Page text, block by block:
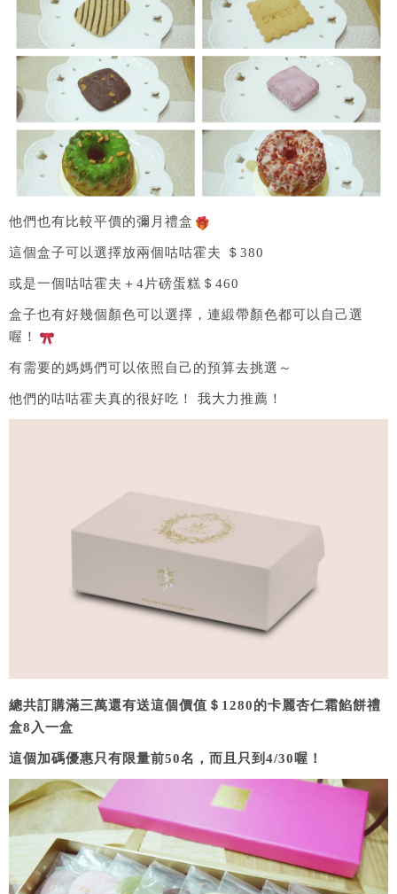
他們也有比較平價的彌月禮盒
這個盒子可以選擇放兩個咕咕霍夫 ＄380
或是一個咕咕霍夫＋4片磅蛋糕＄460
盒子也有好幾個顏色可以選擇，連緞帶顏色都可以自己選
喔！
有需要的媽媽們可以依照自己的預算去挑選～
他們的咕咕霍夫真的很好吃！ 我大力推薦！
總共訂購滿三萬還有送這個價值＄1280的卡麗杏仁霜餡餅禮
盒8入一盒
這個加碼優惠只有限量前50名，而且只到4/30喔！